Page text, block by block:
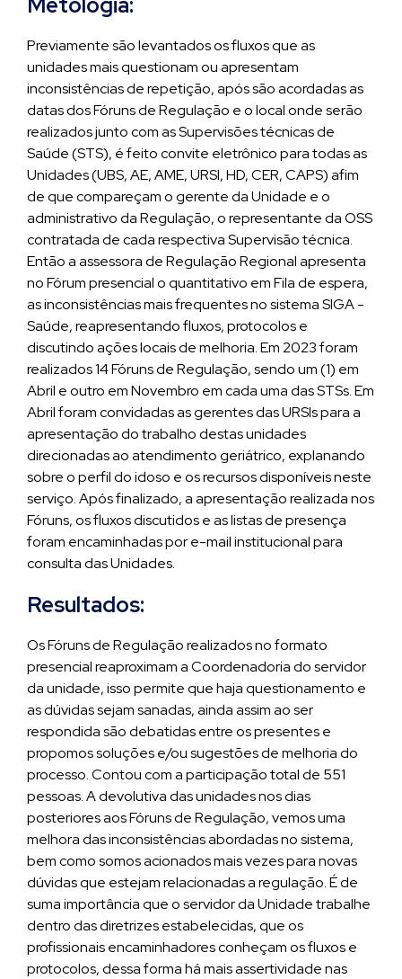
Previamente são levantados os fluxos que as
unidades mais questionam ou apresentam
inconsistências de repetição, após são acordadas as
datas dos Fóruns de Regulação e o local onde serão
realizados junto com as Supervisões técnicas de
Saúde (STS), é feito convite eletrônico para todas as
Unidades (UBS, AE, AME, URSI, HD, CER, CAPS) afim
de que compareçam o gerente da Unidade e o
administrativo da Regulação, o representante da OSS
contratada de cada respectiva Supervisão técnica.
Então a assessora de Regulação Regional apresenta
no Fórum presencial o quantitativo em Fila de espera,
as inconsistências mais frequentes no sistema SIGA -
Saúde, reapresentando fluxos, protocolos e
discutindo ações locais de melhoria. Em 2023 foram
realizados 14 Fóruns de Regulação, sendo um (1) em
Abril e outro em Novembro em cada uma das STSs. Em
Abril foram convidadas as gerentes das URSIs para a
apresentação do trabalho destas unidades
direcionadas ao atendimento geriátrico, explanando
sobre o perfil do idoso e os recursos disponíveis neste
serviço. Após finalizado, a apresentação realizada nos
Fóruns, os fluxos discutidos e as listas de presença
foram encaminhadas por e-mail institucional para
consulta das Unidades.
Resultados:
Os Fóruns de Regulação realizados no formato
presencial reaproximam a Coordenadoria do servidor
da unidade, isso permite que haja questionamento e
as dúvidas sejam sanadas, ainda assim ao ser
respondida são debatidas entre os presentes e
propomos soluções e/ou sugestões de melhoria do
processo. Contou com a participação total de 551
pessoas. A devolutiva das unidades nos dias
posteriores aos Fóruns de Regulação, vemos uma
melhora das inconsistências abordadas no sistema,
bem como somos acionados mais vezes para novas
dúvidas que estejam relacionadas a regulação. É de
suma importância que o servidor da Unidade trabalhe
dentro das diretrizes estabelecidas, que os
profissionais encaminhadores conheçam os fluxos e
protocolos, dessa forma há mais assertividade nas